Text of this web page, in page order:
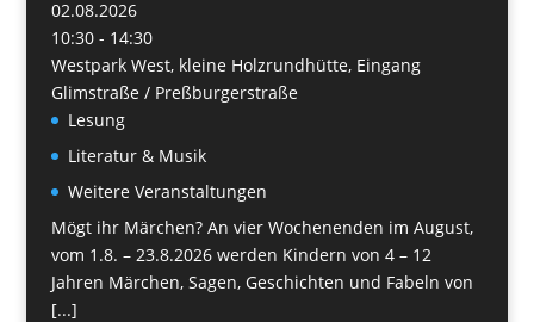
02.08.2026
10:30 - 14:30
Westpark West, kleine Holzrundhütte, Eingang
Glimstraße / Preßburgerstraße
Lesung
Literatur & Musik
Weitere Veranstaltungen
Mögt ihr Märchen? An vier Wochenenden im August,
vom 1.8. – 23.8.2026 werden Kindern von 4 – 12
Jahren Märchen, Sagen, Geschichten und Fabeln von
[...]